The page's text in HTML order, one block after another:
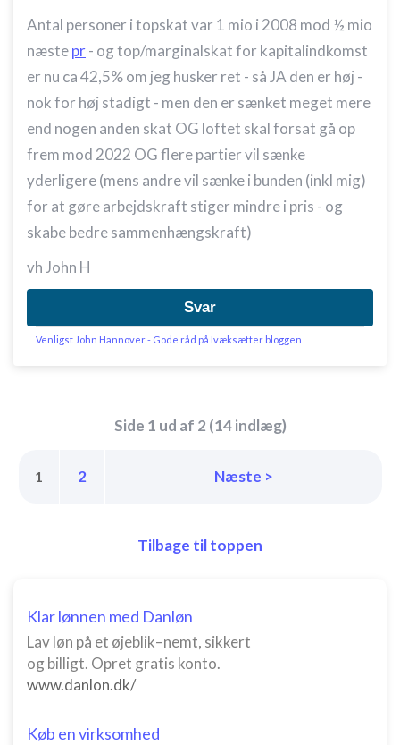
Antal personer i topskat var 1 mio i 2008 mod ½ mio
næstepr- og top/marginalskat for kapitalindkomst
er nu ca 42,5% om jeg husker ret - så JA den er høj -
nok for høj stadigt - men den er sænket meget mere
end nogen anden skat OG loftet skal forsat gå op
frem mod 2022 OG flere partier vil sænke
yderligere (mens andre vil sænke i bunden (inkl mig)
for at gøre arbejdskraft stiger mindre i pris - og
skabe bedre sammenhængskraft)
vh John H
Svar
Venligst John Hannover - Gode råd på Ivæksætter bloggen
Side 1 ud af 2 (14 indlæg)
1 2 Næste >
Tilbage til toppen
Klar lønnen med Danløn
Lav løn på et øjeblik–nemt, sikkert
og billigt. Opret gratis konto.
www.danlon.dk/
Køb en virksomhed